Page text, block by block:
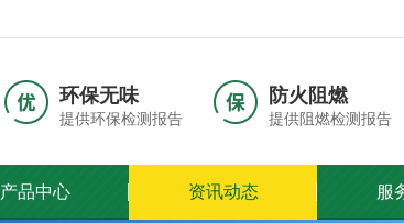
环保无味
提供环保检测报告
防火阻燃
提供阻燃检测报告
产品中心 资讯动态 服